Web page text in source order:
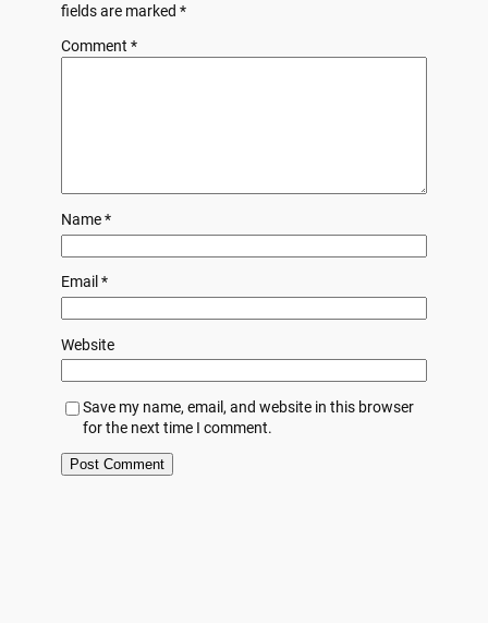
fields are marked *
Comment *
Name*
Email *
Website
Save my name, email, and website in this browser
for the next time I comment.